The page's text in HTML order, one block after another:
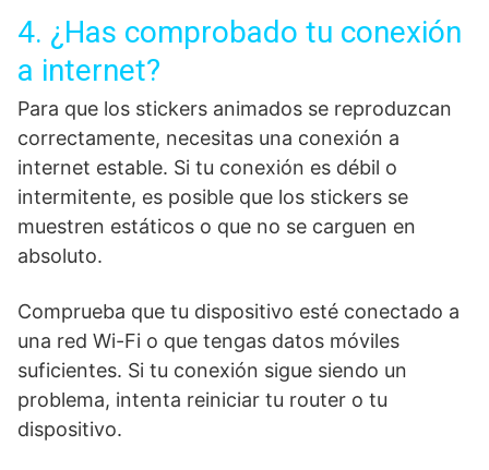
4. ¿Has comprobado tu conexión
a internet?
Para que los stickers animados se reproduzcan
correctamente, necesitas una conexión a
internet estable. Si tu conexión es débil o
intermitente, es posible que los stickers se
muestren estáticos o que no se carguen en
absoluto.
Comprueba que tu dispositivo esté conectado a
una red Wi-Fi o que tengas datos móviles
suficientes. Si tu conexión sigue siendo un
problema, intenta reiniciar tu router o tu
dispositivo.